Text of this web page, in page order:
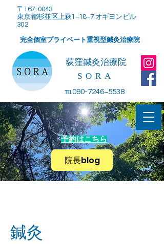
予約はこちら
院長blog
〒167-0043
東京都杉並区上萩1−18−7 オギヨンビル
302
℡090-7246−5538
完全個室プライベート重視型鍼灸治療院
​荻窪鍼灸治療院
SORA
鍼灸